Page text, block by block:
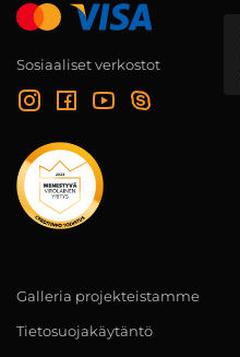
Sosiaaliset verkostot
Galleria projekteistamme
Tietosuojakäytäntö